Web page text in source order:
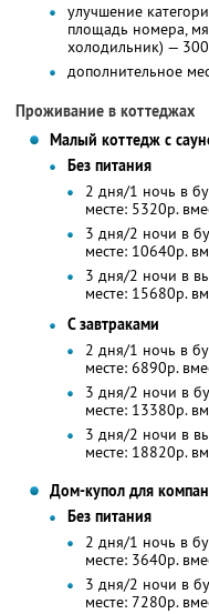
улучшение
площадь номера,
холодильник) —
дополнительное
Проживание в коттеджах
Малый коттедж с
Без питания
2 дня/1 ночь в
месте: 5320р.
3 дня/2 ночи в
месте: 10640р.
3 дня/2 ночи в
месте: 15680р.
С завтраками
2 дня/1 ночь в
месте: 6890р.
3 дня/2 ночи в
месте: 13380р.
3 дня/2 ночи в
месте: 18820р.
Дом-купол для
Без питания
2 дня/1 ночь в
месте: 3640р.
3 дня/2 ночи в
месте: 7280р.